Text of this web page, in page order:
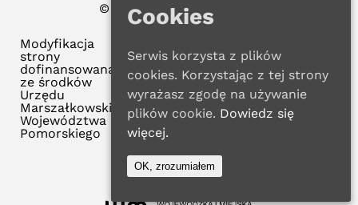
© 2022 WMBP w Gdańsku
Polityka Prywatności
Modyfikacja
strony
dofinansowana
ze środków
Urzędu
Marszałkowskiego
Województwa
Pomorskiego
Cookies
Serwis korzysta z plików
cookies. Korzystając z tej strony
wyrażasz zgodę na używanie
plików cookie. Dowiedz się
więcej.
OK, zrozumiałem